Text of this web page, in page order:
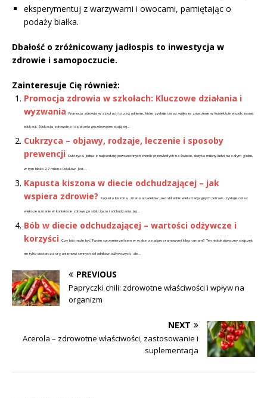
eksperymentuj z warzywami i owocami, pamiętając o
podaży białka.
Dbałość o zróżnicowany jadłospis to inwestycja w
zdrowie i samopoczucie.
Zainteresuje Cię również:
Promocja zdrowia w szkołach: Kluczowe działania i
wyzwania
Promocja zdrowia w szkołach to zagadnienie, które zyskuje coraz większe znaczenie w kontekście współczesnej
edukacji. Edukacja zdrowotna i działania prozdrowotne stają się...
Cukrzyca – objawy, rodzaje, leczenie i sposoby
prewencji
Cukrzyca, jedna z najbardziej powszechnych chorób przewlekłych na świecie, dotyka miliony ludzi na całym globie,
w tym blisko 2,7 miliona Polaków. Jest...
Kapusta kiszona w diecie odchudzającej – jak
wspiera zdrowie?
Kapusta kiszona, znana od wieków jako składnik wielu tradycyjnych potraw, zyskuje coraz
większe uznanie w kontekście zdrowego stylu życia i odchudzania. Jej...
Bób w diecie odchudzającej – wartości odżywcze i
korzyści
Czy bób może być Twoim sprzymierzeńcem w walce z nadprogramowymi kilogramami? Ten niskokaloryczny strączek
nie tylko dostarcza organizmowi cennych składników odżywczych, ale...
PREVIOUS
Papryczki chili: zdrowotne właściwości i wpływ na
organizm
NEXT
Acerola – zdrowotne właściwości, zastosowanie i
suplementacja